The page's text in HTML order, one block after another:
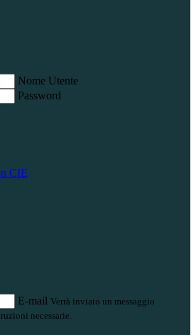
Nome Utente
Password
CIE
E-mail Verrà inviato un messaggio
necessarie.